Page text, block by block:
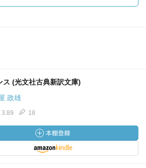
けた多様な姿を作品中で暴露し始める
ールだった。当時の批評家は激怒し
でさえ、自分の心を覗いて見さえすれ
が共存して一種の調和をなしている
に、スタンダールを批判した。ジュリ
小説家が想像した作中人物の中でも
物の一人である。スタンダールがジュ
ス (光文社古典新訳文庫)
政雄
3.89 18